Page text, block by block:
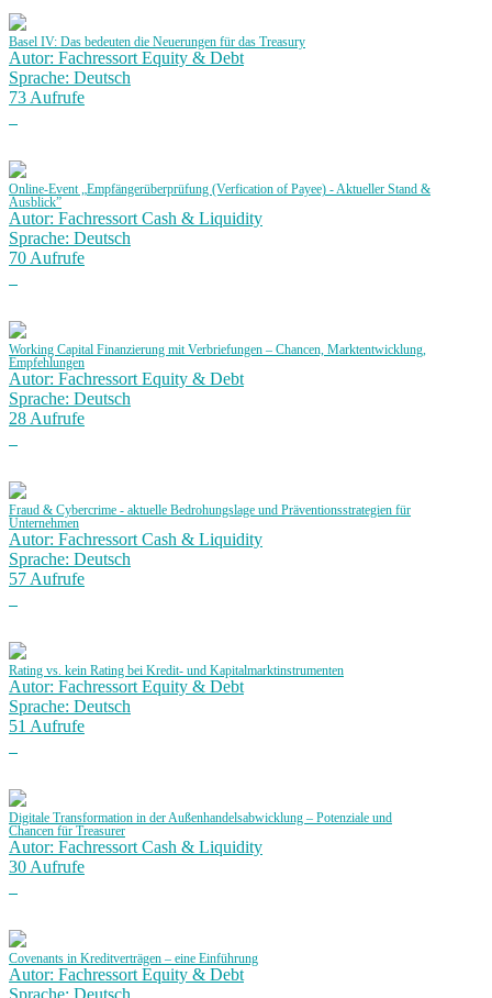
Basel IV: Das bedeuten die Neuerungen für das Treasury
Autor: Fachressort Equity & Debt
Sprache: Deutsch
73 Aufrufe
Online-Event „Empfängerüberprüfung (Verfication of Payee) - Aktueller Stand &
Ausblick”
Autor: Fachressort Cash & Liquidity
Sprache: Deutsch
70 Aufrufe
Working Capital Finanzierung mit Verbriefungen – Chancen, Marktentwicklung,
Empfehlungen
Autor: Fachressort Equity & Debt
Sprache: Deutsch
28 Aufrufe
Fraud & Cybercrime - aktuelle Bedrohungslage und Präventionsstrategien für
Unternehmen
Autor: Fachressort Cash & Liquidity
Sprache: Deutsch
57 Aufrufe
Rating vs. kein Rating bei Kredit- und Kapitalmarktinstrumenten
Autor: Fachressort Equity & Debt
Sprache: Deutsch
51 Aufrufe
Digitale Transformation in der Außenhandelsabwicklung – Potenziale und
Chancen für Treasurer
Autor: Fachressort Cash & Liquidity
30 Aufrufe
Covenants in Kreditverträgen – eine Einführung
Autor: Fachressort Equity & Debt